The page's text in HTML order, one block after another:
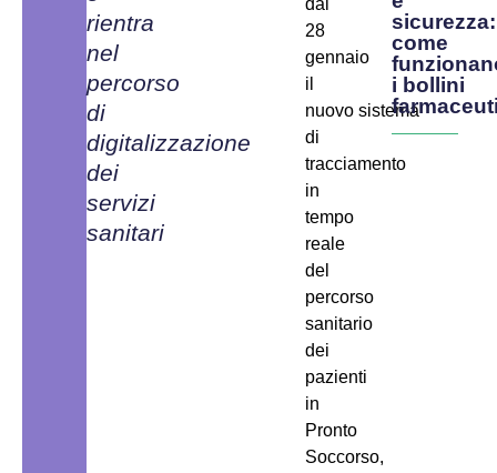
rientra
nel
percorso
di
digitalizzazione
dei
servizi
sanitari
dal
28
gennaio
il
nuovo sistema
di
tracciamento
in
tempo
reale
del
percorso
sanitario
dei
pazienti
in
Pronto
Soccorso,
sicurezza:
come
i bollini